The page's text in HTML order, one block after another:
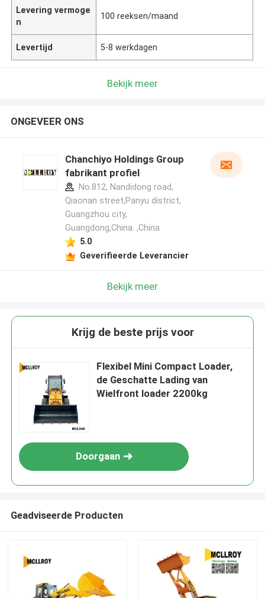
Levering vermoge
n
100 reeksen/maand
Levertijd 5-8 werkdagen
Bekijk meer
ONGEVEER ONS
Chanchiyo Holdings Group
fabrikant profiel
No.812, Nandidong road,
Qiaonan street,Panyu district,
Guangzhou city,
Guangdong,China. ,China
5.0
Geverifieerde Leverancier
Bekijk meer
Krijg de beste prijs voor
Flexibel Mini Compact Loader,
de Geschatte Lading van
Wielfront loader 2200kg
Doorgaan
Geadviseerde Producten